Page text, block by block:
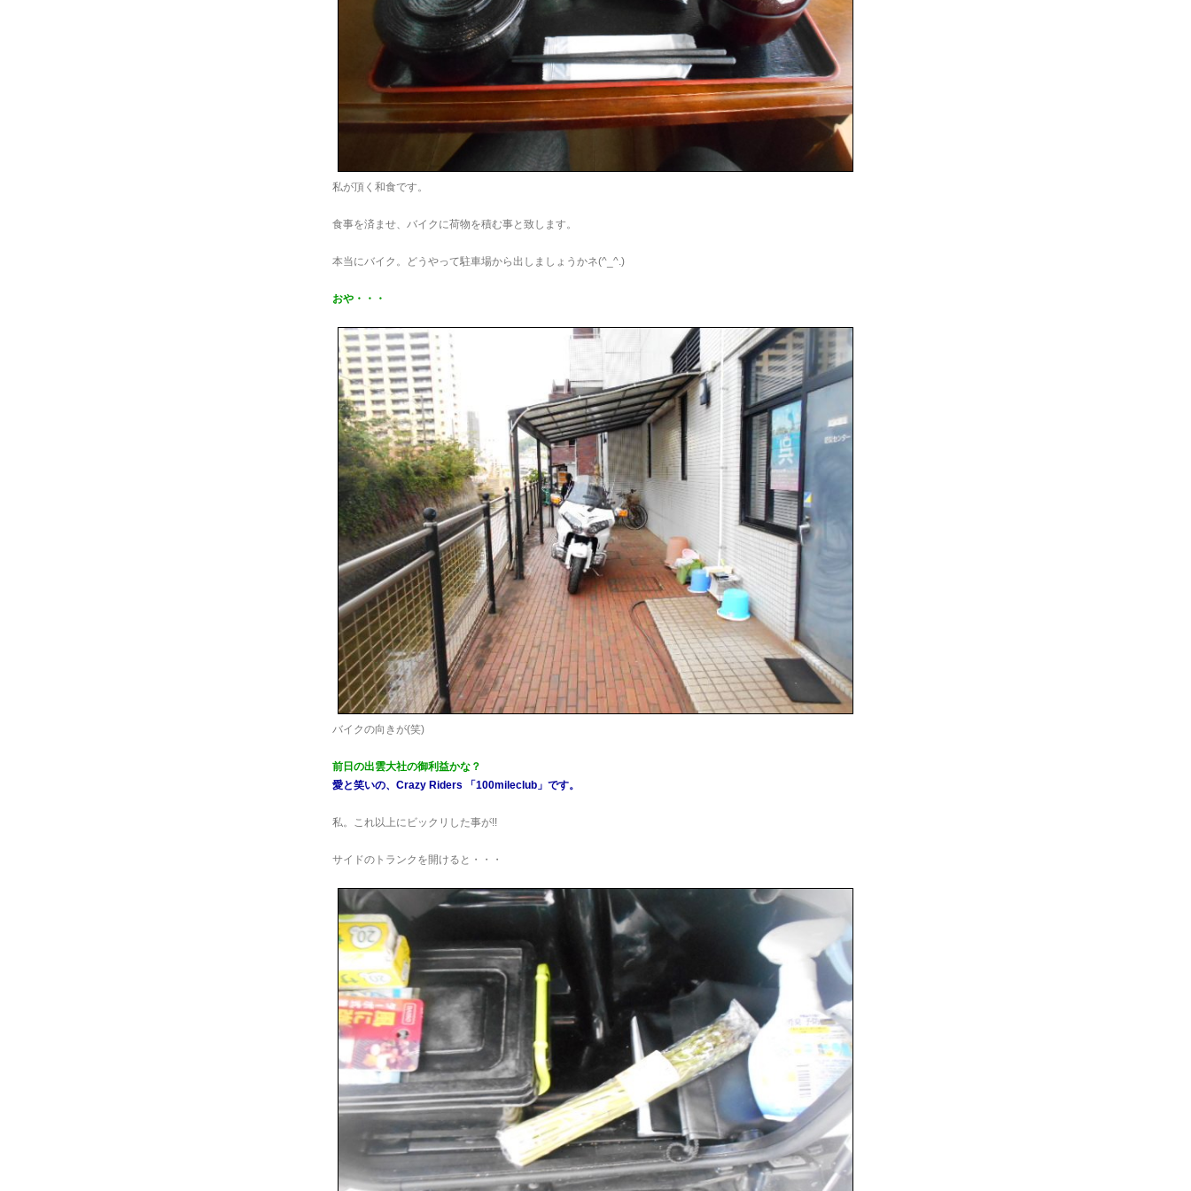
私が頂く和食です。
食事を済ませ、バイクに荷物を積む事と致します。
本当にバイク。どうやって駐車場から出しましょうかネ(^_^.)
おや・・・
バイクの向きが(笑)
前日の出雲大社の御利益かな？
愛と笑いの、Crazy Riders 「100mileclub」です。
私。これ以上にビックリした事が!!
サイドのトランクを開けると・・・